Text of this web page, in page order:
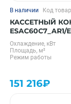
20 м² - 2
25 м² - 2.6
35 м² - 3.5
55 м² - 5.5
Показать еще
В наличии Код
КАССЕТНЫЙ
ESAC60C7_AR1/
Охлаждение, кВт
Площадь, м²
Режим работы
151 216₽